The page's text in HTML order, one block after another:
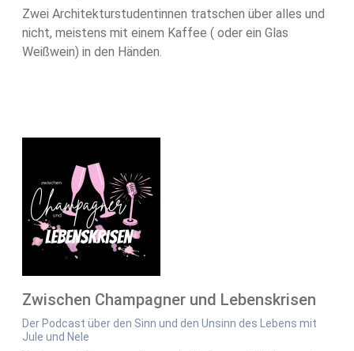
Zwei Architekturstudentinnen tratschen über alles und
nicht, meistens mit einem Kaffee ( oder ein Glas
Weißwein) in den Händen.
Zwischen Champagner und Lebenskrisen
Der Podcast über den Sinn und den Unsinn des Lebens mit
Jule und Nele